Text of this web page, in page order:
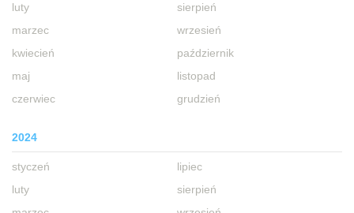
luty
marzec
kwiecień
maj
czerwiec
sierpień
wrzesień
październik
listopad
grudzień
2024
styczeń
luty
lipiec
sierpień